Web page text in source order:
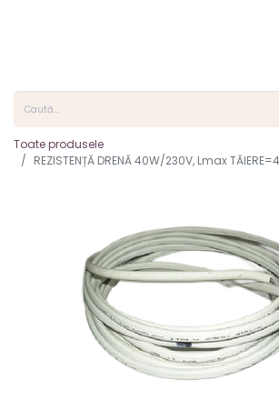
Toate produsele
REZISTENȚĂ DRENĂ 40W/230V, Lmax